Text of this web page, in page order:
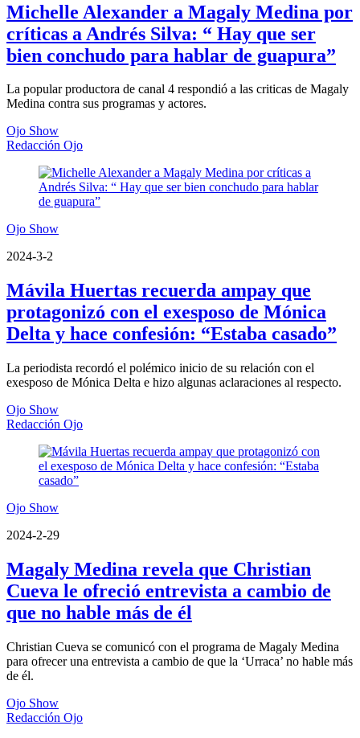
Michelle Alexander a Magaly Medina por
críticas a Andrés Silva: “ Hay que ser
bien conchudo para hablar de guapura”
La popular productora de canal 4 respondió a las criticas de Magaly
Medina contra sus programas y actores.
Ojo Show
Redacción Ojo
Ojo Show
2024-3-2
Mávila Huertas recuerda ampay que
protagonizó con el exesposo de Mónica
Delta y hace confesión: “Estaba casado”
La periodista recordó el polémico inicio de su relación con el
exesposo de Mónica Delta e hizo algunas aclaraciones al respecto.
Ojo Show
Redacción Ojo
Ojo Show
2024-2-29
Magaly Medina revela que Christian
Cueva le ofreció entrevista a cambio de
que no hable más de él
Christian Cueva se comunicó con el programa de Magaly Medina
para ofrecer una entrevista a cambio de que la ‘Urraca’ no hable más
de él.
Ojo Show
Redacción Ojo